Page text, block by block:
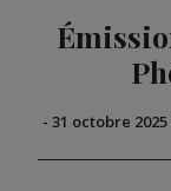
- 31 octobre 2025